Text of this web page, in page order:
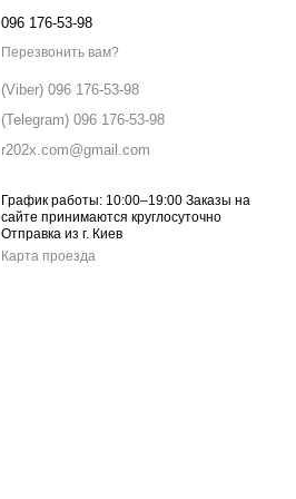
096 176-53-98
Перезвонить вам?
(Viber) 096 176-53-98
(Telegram) 096 176-53-98
r202x.com@gmail.com
График работы: 10:00–19:00 Заказы на
сайте принимаются круглосуточно
Отправка из г. Киев
Карта проезда